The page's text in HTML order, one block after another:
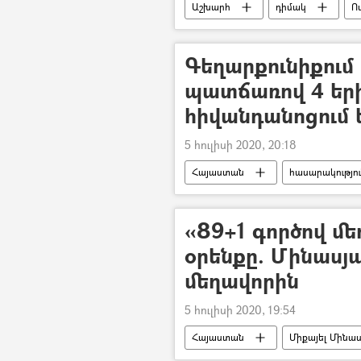
Աշխարհ դիմակ
Կորոնավիրուսը աշխարհում
պատճառով 4
հիվանդանոցում
5 հուլիսի 2020, 20:18
Հայաստան
վթար
ավտովթար
Վթար, պատահար, սպանություն,
«89+1 գործով
օրենքը.
մեղավորին
5 հուլիսի 2020, 19:54
Հայաստան Միքայել